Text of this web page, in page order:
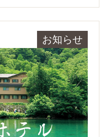
お知らせ